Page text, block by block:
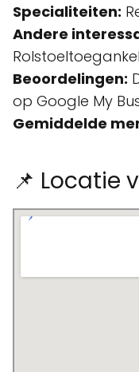
Specialiteiten:
Andere
Beoordelingen:
op Google My
Gemiddelde
📌 Locatie